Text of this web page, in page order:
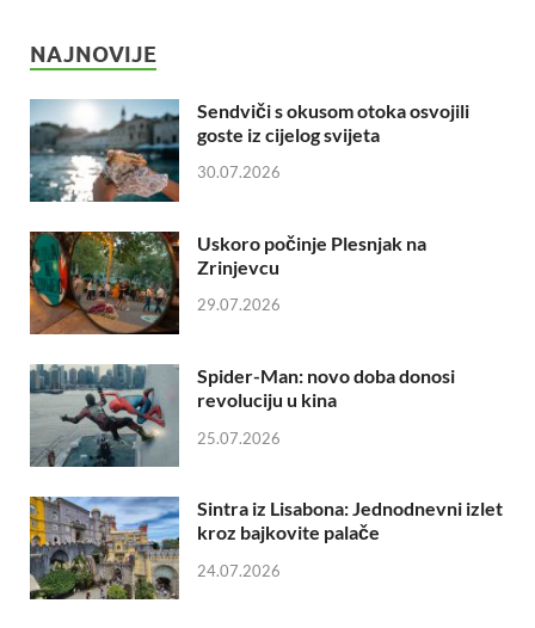
NAJNOVIJE
Sendviči s okusom otoka osvojili
goste iz cijelog svijeta
30.07.2026
Uskoro počinje Plesnjak na
Zrinjevcu
29.07.2026
Spider-Man: novo doba donosi
revoluciju u kina
25.07.2026
Sintra iz Lisabona: Jednodnevni izlet
kroz bajkovite palače
24.07.2026